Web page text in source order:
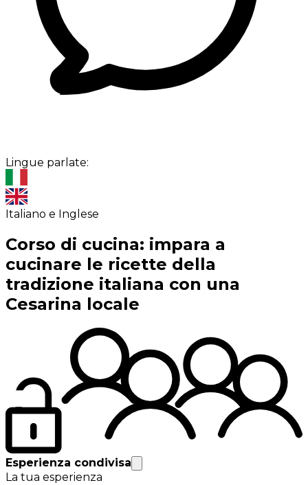
Lingue parlate:
Italiano e Inglese
Corso di cucina: impara a
cucinare le ricette della
tradizione italiana con una
Cesarina locale
Esperienza condivisa
La tua esperienza